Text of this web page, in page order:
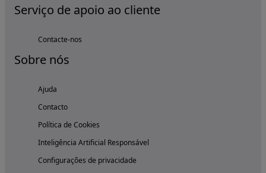
Serviço de apoio ao cliente
Contacte-nos
Sobre nós
Ajuda
Contacto
Política de Cookies
Inteligência Artificial Responsável
Configurações de privacidade